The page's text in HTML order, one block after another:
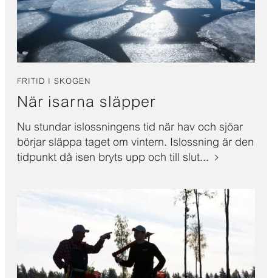
FRITID I SKOGEN
När isarna släpper
Nu stundar islossningens tid när hav och sjöar
börjar släppa taget om vintern. Islossning är den
tidpunkt då isen bryts upp och till slut...